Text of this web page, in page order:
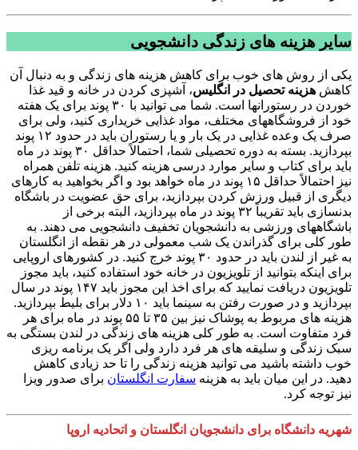
سایر هزینه های ​​زندگی دانشجویی
یکی از روش های خوب برای کاهش هزینه های زندگی و به دنبال آن
کاهش هزینه تحصیل در انگلیس، آشپزی کردن در خانه و قید غذا
خوردن در رستورانها است. شما می توانید با ۳۰ پوند برای یک هفته
خود از فروشگاههای مختلف، مواد غذایی خریداری کنید، ولی برای
صرف یک وعده غذایی در یک بار و یا رستوران باید در حدود ۱۲ پوند
بپردازید. بسته به دوره تحصیلی شما، احتمالاً حداقل ۳۰ پوند در ماه
باید برای کتاب و سایر موارد درسی هزینه کنید. هزینه تلفن همراه
نیز احتمالاً حداقل ۱۵ پوند در ماه خواهد بود و اگر بخواهید به کارهای
دیگری از قبیل ورزش کردن بپردازید، برای حق عضویت در باشگاه
بدنسازی باید تقریباَ ۳۲ پوند در ماه بپردازید، البته برخی از
باشگاههای ورزشی به دانشجویان تخفیف دانشجویی می دهند. به
طور کلی برای گذراندن یک شب معمولی در هر نقطه از انگلستان
به غیر از لندن باید در حدود ۳۰ پوند خرج کنید. در کشورهای اروپایی
برای اینکه بتوانید از تلویزیون در خانه خود استفاده کنید، باید مجوز
تلویزیون دریافت نمایید که برای اخذ این مجوز باید ۱۴۷ پوند در سال
بپردازید و در صورت رفتن به سینما باید ۱۰ دلار برای بلیط بپردازید.
هزینه های مربوط به پوشاک نیز بین ۳۵ تا ۵۵ پوند در ماه برای هر
فرد متفاوت است. به طور کلی هزینه های زندگی در لندن بستگی به
سبک زندگی و سلیقه های هر فرد دارد ولی اگر یک برنامه ریزی
خوب داشته باشید می توانید هزینه زندگی را تا حد زیادی کاهش
دهید. در این میان باید به هزینه سفارت انگلستان برای صدور ویزا
نیز توجه کرد.
شهریه دانشگاه برای دانشجویان انگلستان و اتحادیه اروپا